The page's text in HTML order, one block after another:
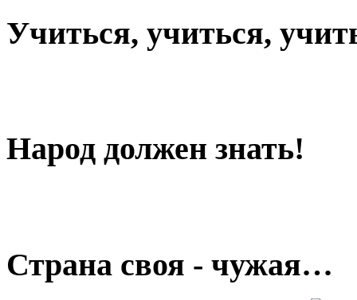
Учиться, учиться,
Народ должен знать!
Страна своя - чужая…